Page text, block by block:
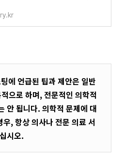
에 언급된 팁과 제안은 일반
으로 하며, 전문적인 의학적
안 됩니다. 의학적 문제에 대
, 항상 의사나 전문 의료 서
시오.